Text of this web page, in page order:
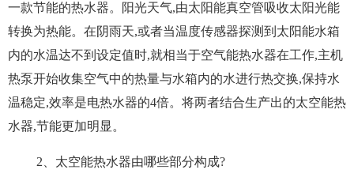
一款节能的热水器。阳光天气,由太阳能真空管吸收太阳光能
转换为热能。在阴雨天,或者当温度传感器探测到太阳能水箱
内的水温达不到设定值时,就相当于空气能热水器在工作,主机
热泵开始收集空气中的热量与水箱内的水进行热交换,保持水
温稳定,效率是电热水器的4倍。将两者结合生产出的太空能热
水器,节能更加明显。
2、太空能热水器由哪些部分构成?